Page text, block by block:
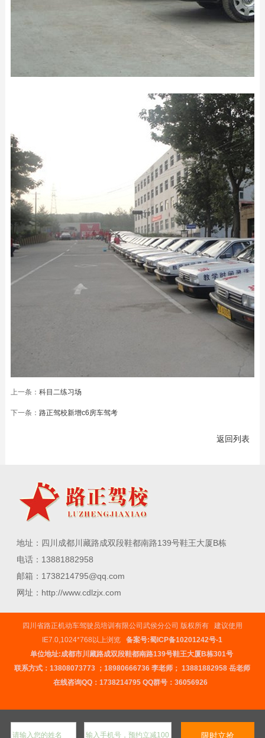
上一条： 科目二练习场
下一条： 路正驾校新增c6房车驾考
返回列表
地址：四川成都川藏路成双段鞋都南路139号鞋王大厦B栋
电话：13881882958
邮箱：1738214795@qq.com
网址：http://www.cdlzjx.com
四川省路正机动车驾驶员培训有限公司武侯分公司 版权所有 建议使用
IE7.0,1024*768以上浏览备案号:蜀ICP备10201242号-1
单位地址:成都市川藏路成双段鞋都南路139号鞋王大厦B栋301号
联系方式：13808073773 ；18980666736 李老师；13881882958 岳老师
在线咨询QQ：1738214795 QQ群号：36056926